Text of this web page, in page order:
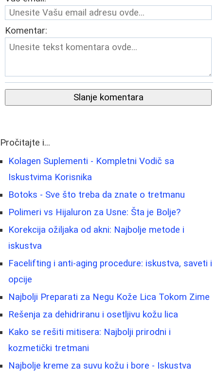
Komentar:
Slanje komentara
Pročitajte i...
Kolagen Suplementi - Kompletni Vodič sa
Iskustvima Korisnika
Botoks - Sve što treba da znate o tretmanu
Polimeri vs Hijaluron za Usne: Šta je Bolje?
Korekcija ožiljaka od akni: Najbolje metode i
iskustva
Facelifting i anti-aging procedure: iskustva, saveti i
opcije
Najbolji Preparati za Negu Kože Lica Tokom Zime
Rešenja za dehidriranu i osetljivu kožu lica
Kako se rešiti mitisera: Najbolji prirodni i
kozmetički tretmani
Najbolje kreme za suvu kožu i bore - Iskustva